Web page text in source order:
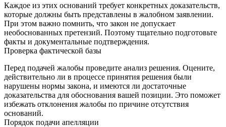
Каждое из этих оснований требует конкретных доказательств,
которые должны быть представлены в жалобном заявлении.
При этом важно помнить, что закон не допускает
необоснованных претензий. Поэтому тщательно подготовьте
факты и документальные подтверждения.
Проверка фактической базы
Перед подачей жалобы проведите анализ решения. Оцените,
действительно ли в процессе принятия решения были
нарушены нормы закона, и имеются ли достаточные
доказательства для обоснования вашей позиции. Это поможет
избежать отклонения жалобы по причине отсутствия
оснований.
Порядок подачи апелляции